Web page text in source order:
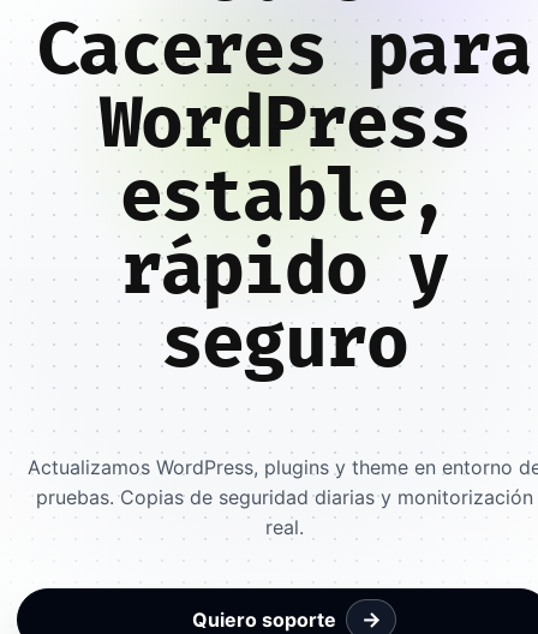
Caceres para
WordPress
estable,
rápido y
seguro
Actualizamos WordPress, plugins y theme en entorno
pruebas. Copias de seguridad diarias y monitorización
real.
Quiero soporte →